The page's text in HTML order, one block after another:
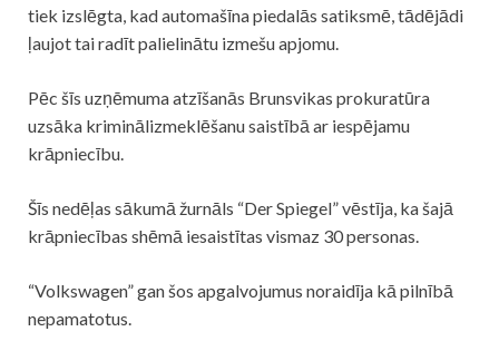
tiek izslēgta, kad automašīna piedalās satiksmē, tādējādi
ļaujot tai radīt palielinātu izmešu apjomu.
Pēc šīs uzņēmuma atzīšanās Brunsvikas prokuratūra
uzsāka kriminālizmeklēšanu saistībā ar iespējamu
krāpniecību.
Šīs nedēļas sākumā žurnāls “Der Spiegel” vēstīja, ka šajā
krāpniecības shēmā iesaistītas vismaz 30 personas.
“Volkswagen” gan šos apgalvojumus noraidīja kā pilnībā
nepamatotus.